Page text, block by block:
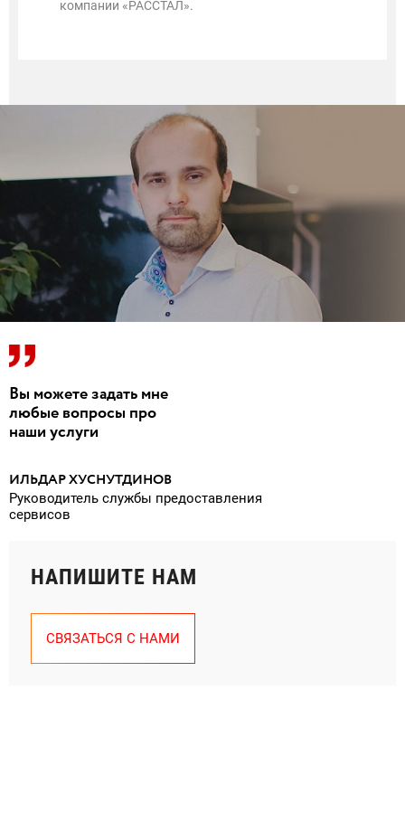
компании «РАССТАЛ».
Вы можете задать мне
любые вопросы про
наши услуги
ИЛЬДАР ХУСНУТДИНОВ
Руководитель службы предоставления
сервисов
НАПИШИТЕ НАМ
СВЯЗАТЬСЯ С НАМИ